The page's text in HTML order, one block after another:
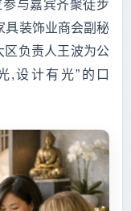
与嘉宾齐聚徒步
具装饰业商会副秘
区负责人王波为公
,设计有光”的口